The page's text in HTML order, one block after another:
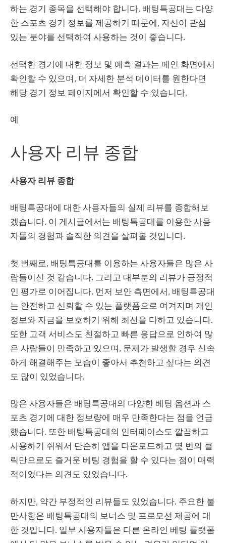
하는 경기 종목을 선택해야 합니다. 배팅특공대는 다양
한 스포츠 경기 정보를 제공하기 때문에, 자신이 관심
있는 분야를 선택하여 사용하는 것이 좋습니다.
선택한 경기에 대한 정보 및 예측 결과는 메인 화면에서
확인할 수 있으며, 더 자세한 분석 데이터를 원한다면
해당 경기 정보 페이지에서 확인할 수 있습니다.
예
사용자 리뷰 종합
사용자 리뷰 종합
배팅특공대에 대한 사용자들의 실제 리뷰를 종합해보
겠습니다. 이 게시글에서는 배팅특공대를 이용한 사용
자들의 경험과 솔직한 의견을 살펴볼 것입니다.
첫 번째로, 배팅특공대를 이용하는 사용자들은 많은 사
람들이신 것 같습니다. 그리고 대부분의 리뷰가 긍정적
인 평가로 이어집니다. 먼저 보안 측면에서, 배팅특공대
는 안전하고 신뢰할 수 있는 플랫폼으로 여겨지며 개인
정보와 자금을 보호하기 위해 최선을 다하고 있습니다.
또한 고객 서비스도 친절하고 빠른 응답으로 인하여 많
은 사람들이 만족하고 있으며, 문제가 발생할 경우 신속
하게 해결해주는 모습이 좋아서 추천하고 싶다는 의견
도 많이 있었습니다.
많은 사용자들은 배팅특공대의 다양한 베팅 옵션과 스
포츠 경기에 대한 정보량에 매우 만족한다는 점을 언급
했습니다. 또한 배팅특공대의 인터페이스도 깔끔하고
사용하기 쉬워서 단순히 앱을 다운로드하고 몇 번의 클
릭만으로도 즐거운 베팅 경험을 할 수 있다는 점이 매력
적이었다는 의견도 있었습니다.
하지만, 약간 부정적인 리뷰들도 있었습니다. 주요한 불
만사항은 배팅특공대의 보너스 및 프로모션 제공에 대
한 것입니다. 일부 사용자들은 다른 온라인 베팅 플랫폼